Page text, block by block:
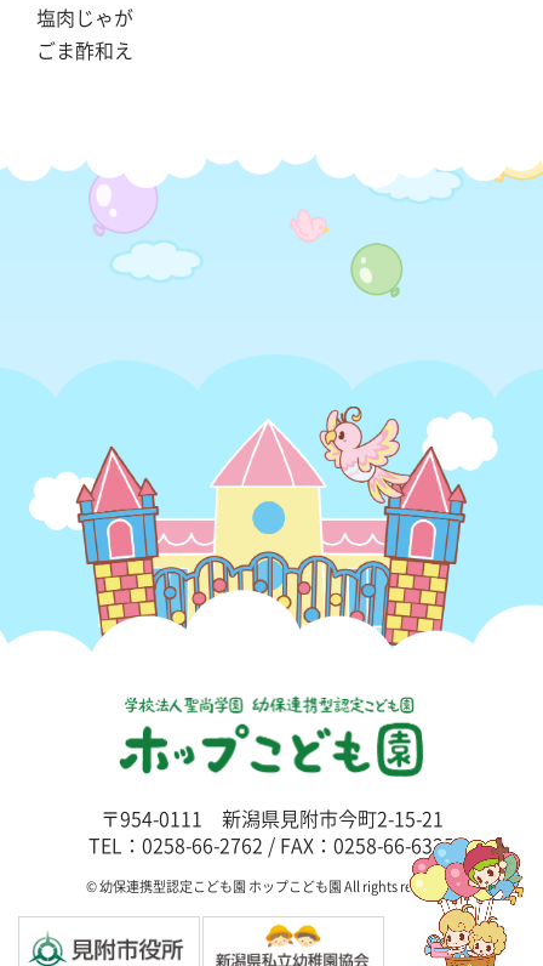
塩肉じゃが
ごま酢和え
〒954-0111 新潟県見附市今町2-15-21
TEL：0258-66-2762 / FAX：0258-66-6325
© 幼保連携型認定こども園 ホップこども園 All rights reserved.